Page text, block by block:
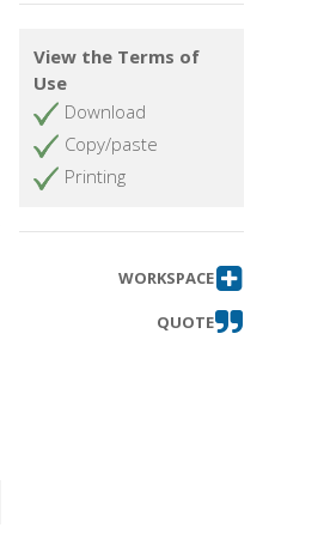
View the Terms of
Use
Download
Copy/paste
Printing
WORKSPACE
QUOTE